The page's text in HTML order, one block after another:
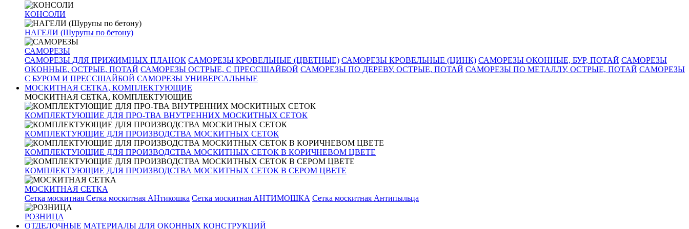
КОНСОЛИ
НАГЕЛИ (Шурупы по бетону)
САМОРЕЗЫ
САМОРЕЗЫ ДЛЯ ПРИЖИМНЫХ ПЛАНОК САМОРЕЗЫ КРОВЕЛЬНЫЕ (ЦВЕТНЫЕ) САМОРЕЗЫ КРОВЕЛЬНЫЕ (ЦИНК) САМОРЕЗЫ ОКОННЫЕ, БУР, ПОТАЙ САМОРЕЗЫ
ОКОННЫЕ, ОСТРЫЕ, ПОТАЙ САМОРЕЗЫ ОСТРЫЕ, С ПРЕССШАЙБОЙ САМОРЕЗЫ ПО ДЕРЕВУ, ОСТРЫЕ, ПОТАЙ САМОРЕЗЫ ПО МЕТАЛЛУ, ОСТРЫЕ, ПОТАЙ САМОРЕЗЫ
С БУРОМ И ПРЕССШАЙБОЙ САМОРЕЗЫ УНИВЕРСАЛЬНЫЕ
МОСКИТНАЯ СЕТКА, КОМПЛЕКТУЮЩИЕ
МОСКИТНАЯ СЕТКА, КОМПЛЕКТУЮЩИЕ
КОМПЛЕКТУЮЩИЕ ДЛЯ ПРО-ТВА ВНУТРЕННИХ МОСКИТНЫХ СЕТОК
КОМПЛЕКТУЮЩИЕ ДЛЯ ПРОИЗВОДСТВА МОСКИТНЫХ СЕТОК
КОМПЛЕКТУЮЩИЕ ДЛЯ ПРОИЗВОДСТВА МОСКИТНЫХ СЕТОК В КОРИЧНЕВОМ ЦВЕТЕ
КОМПЛЕКТУЮЩИЕ ДЛЯ ПРОИЗВОДСТВА МОСКИТНЫХ СЕТОК В СЕРОМ ЦВЕТЕ
МОСКИТНАЯ СЕТКА
Сетка москитная Сетка москитная АНтикошка Сетка москитная АНТИМОШКА Сетка москитная Антипыльца
РОЗНИЦА
ОТДЕЛОЧНЫЕ МАТЕРИАЛЫ ДЛЯ ОКОННЫХ КОНСТРУКЦИЙ